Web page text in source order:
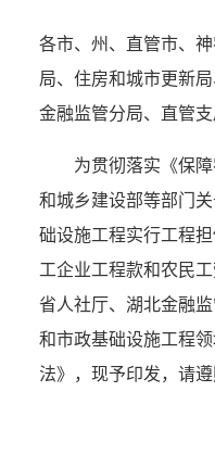
各市、州、直管市、
局、住房和城市更新
金融监管分局、直管支
为贯彻落实《保
和城乡建设部等部门
础设施工程实行工程
工企业工程款和农民
省人社厅、湖北金融
和市政基础设施工程
法》，现予印发，请遵